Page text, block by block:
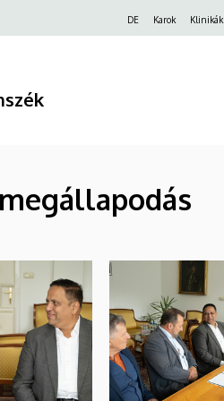
DE Karok Klinikák